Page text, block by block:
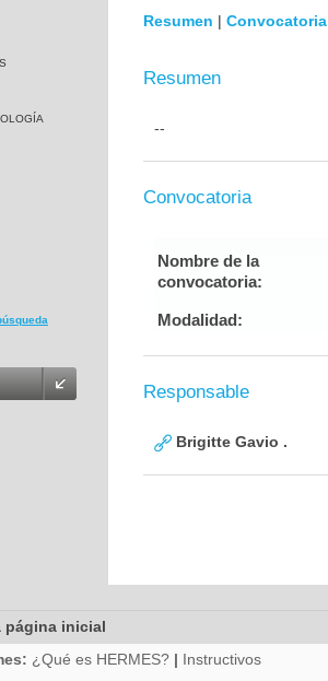
Resumen | Convocatoria
Resumen
--
Convocatoria
Nombre de la
convocatoria:
Modalidad:
Responsable
Brigitte Gavio .
página inicial
¿Qué es HERMES? | Instructivos